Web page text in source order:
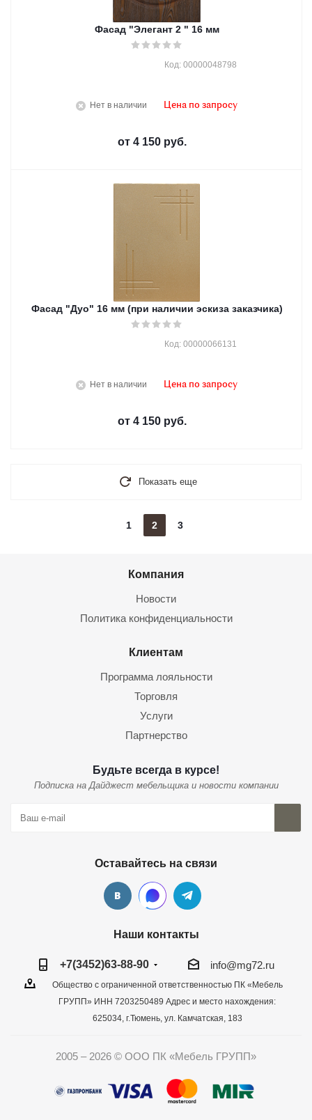
Фасад "Элегант 2 " 16 мм
Нет в наличии
Код: 00000048798
Цена по запросу
от 4 150 руб.
Фасад "Дуо" 16 мм (при наличии эскиза заказчика)
Нет в наличии
Код: 00000066131
Цена по запросу
от 4 150 руб.
Показать еще
1 2 3
Компания
Новости
Политика конфиденциальности
Клиентам
Программа лояльности
Торговля
Услуги
Партнерство
Будьте всегда в курсе!
Подписка на Дайджест мебельщика и новости компании
Оставайтесь на связи
Наши контакты
+7(3452)63-88-90 info@mg72.ru
Общество с ограниченной ответственностью ПК «Мебель
ГРУПП» ИНН 7203250489 Адрес и место нахождения:
625034, г.Тюмень, ул. Камчатская, 183
2005 – 2026 © ООО ПК «Мебель ГРУПП»